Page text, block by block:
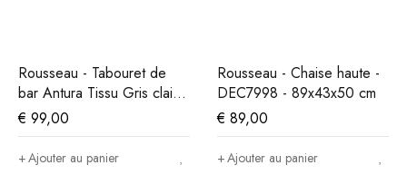
Rousseau - Tabouret de
bar Antura Tissu Gris clair -
97x46x53 cm
€ 99,00
Ajouter au panier
Rousseau - Chaise haute -
DEC7998 - 89x43x50 cm
€ 89,00
Ajouter au panier